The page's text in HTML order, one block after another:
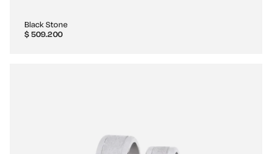
Black Stone
$509.200